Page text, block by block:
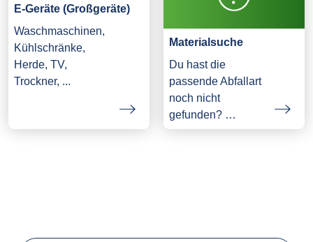
E-Geräte (Großgeräte)
Waschmaschinen,
Kühlschränke,
Herde, TV,
Trockner, ...
Materialsuche
Du hast die
passende Abfallart
noch nicht
gefunden? …